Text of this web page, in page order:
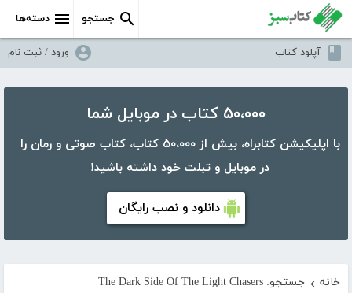
دسته‌ها جستجو
آپلود کتاب ورود / ثبت نام
۵۰،۰۰۰ کتاب در موبایل شما
با اپلیکیشن کتابراه، بیش از ۵۰،۰۰۰ کتاب، کتاب صوتی و رمان را
در موبایل و تبلت خود داشته باشید!
دانلود و نصب رایگان
خانه › جستجو: The Dark Side Of The Light Chasers